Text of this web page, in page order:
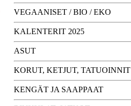
VEGAANISET / BIO / EKO
KALENTERIT 2025
ASUT
KORUT, KETJUT, TATUOINNIT
KENGÄT JA SAAPPAAT